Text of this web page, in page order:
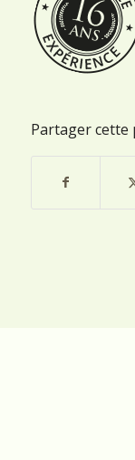
Partager cette